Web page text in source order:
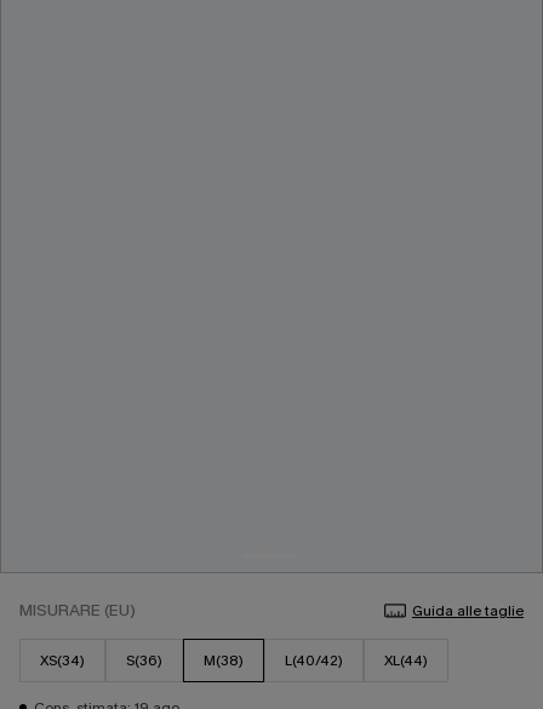
MISURARE (EU) Guida alle taglie
XS(34) S(36) M(38) L(40/42) XL(44)